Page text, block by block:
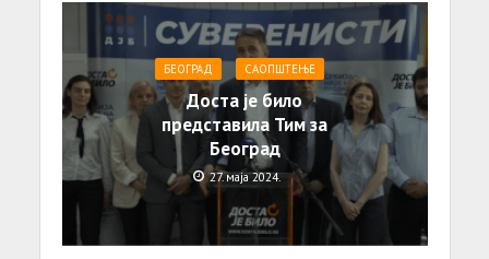
БЕОГРАД САОПШТЕЊE
Доста је било
представила Тим за
Београд
27. маја 2024.